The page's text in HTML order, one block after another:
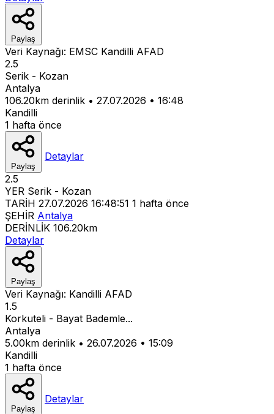
Paylaş
Veri Kaynağı: EMSC Kandilli AFAD
2.5
Serik - Kozan
Antalya
106.20km derinlik • 27.07.2026 • 16:48
Kandilli
1 hafta önce
Paylaş
Detaylar
2.5
YER Serik - Kozan
TARİH 27.07.2026 16:48:51 1 hafta önce
ŞEHİR Antalya
DERİNLİK 106.20km
Detaylar
Paylaş
Veri Kaynağı: Kandilli AFAD
1.5
Korkuteli - Bayat Bademle...
Antalya
5.00km derinlik • 26.07.2026 • 15:09
Kandilli
1 hafta önce
Paylaş
Detaylar